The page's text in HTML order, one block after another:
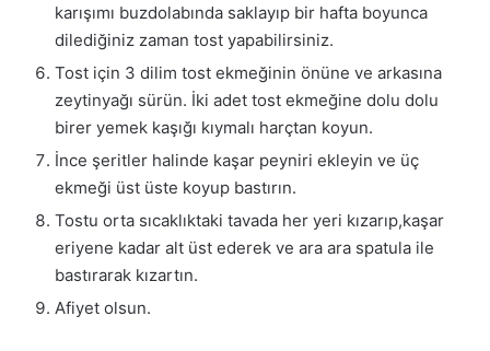
karışımı buzdolabında saklayıp bir hafta boyunca
dilediğiniz zaman tost yapabilirsiniz.
Tost için 3 dilim tost ekmeğinin önüne ve arkasına
zeytinyağı sürün. İki adet tost ekmeğine dolu dolu
birer yemek kaşığı kıymalı harçtan koyun.
İnce şeritler halinde kaşar peyniri ekleyin ve üç
ekmeği üst üste koyup bastırın.
Tostu orta sıcaklıktaki tavada her yeri kızarıp,kaşar
eriyene kadar alt üst ederek ve ara ara spatula ile
bastırarak kızartın.
Afiyet olsun.